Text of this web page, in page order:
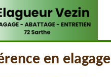
en elagage